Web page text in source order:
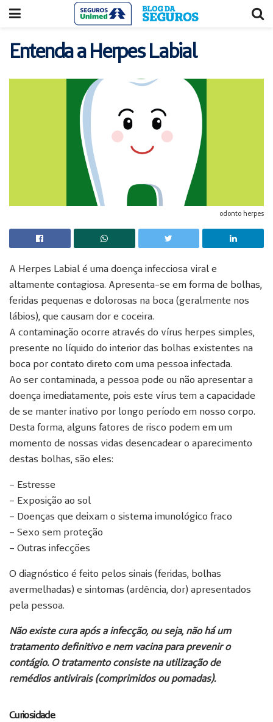
Entenda a Herpes Labial
odonto herpes
A Herpes Labial é uma doença infecciosa viral e
altamente contagiosa. Apresenta-se em forma de bolhas,
feridas pequenas e dolorosas na boca (geralmente nos
lábios), que causam dor e coceira.
A contaminação ocorre através do vírus herpes simples,
presente no líquido do interior das bolhas existentes na
boca por contato direto com uma pessoa infectada.
Ao ser contaminada, a pessoa pode ou não apresentar a
doença imediatamente, pois este vírus tem a capacidade
de se manter inativo por longo período em nosso corpo.
Desta forma, alguns fatores de risco podem em um
momento de nossas vidas desencadear o aparecimento
destas bolhas, são eles:
– Estresse
– Exposição ao sol
– Doenças que deixam o sistema imunológico fraco
– Sexo sem proteção
– Outras infecções
O diagnóstico é feito pelos sinais (feridas, bolhas
avermelhadas) e sintomas (ardência, dor) apresentados
pela pessoa.
Não existe cura após a infecção, ou seja, não há um
tratamento definitivo e nem vacina para prevenir o
contágio. O tratamento consiste na utilização de
remédios antivirais (comprimidos ou pomadas).
Curiosidade